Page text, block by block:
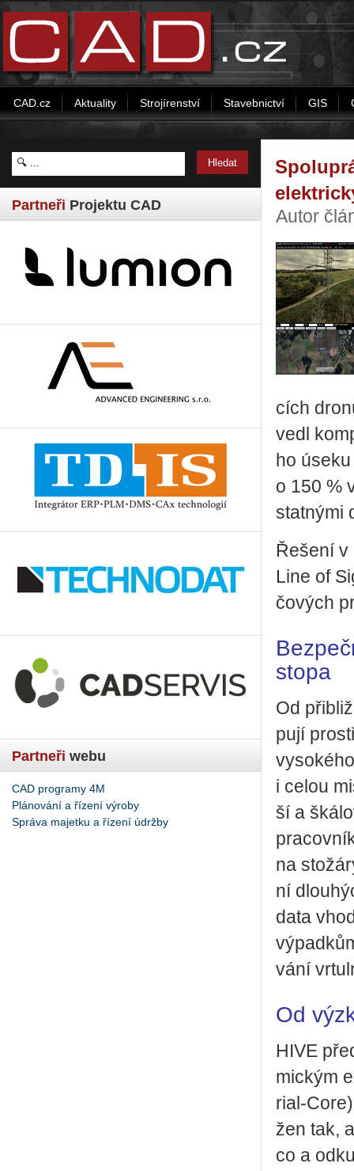
CAD.cz Aktuality Strojírenství Stavebnictví GIS
Partneři Projektu CAD
Partneři webu
CAD programy 4M
Plánování a řízení výroby
Správa majetku a řízení údržby
Autor
cích
ve­dl
ho
o 150 %
stat­ný­mi
Ře­še­ní v
Line of
čo­vých
stopa
Od
pu­jí
i celou
ší a
na
ní
data
vá­ní
Od
HIVE
mic­kým
rial-
žen tak,
co a